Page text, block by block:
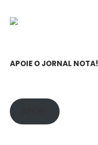
APOIE O JORNAL NOTA!